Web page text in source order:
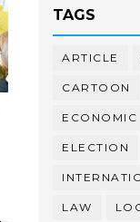
TAGS
ARTICLE
CARTOON
ECONOMIC
ELECTION
LAW